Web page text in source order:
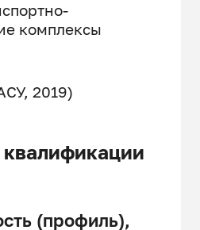
комплексы
2019)
(профиль),